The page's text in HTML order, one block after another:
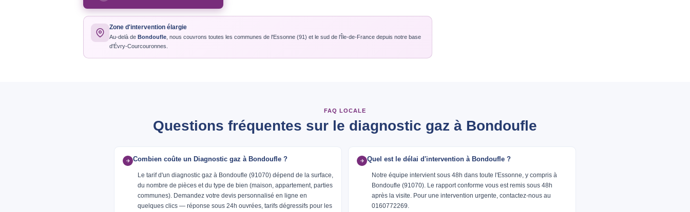
Zone d'intervention élargie
Au-delà de Bondoufle , nous couvrons toutes les communes de l'Essonne (91) et le sud de l'Île-de-France depuis notre base
d'Évry-Courcouronnes.
FAQ LOCALE
Questions fréquentes sur le diagnostic gaz à Bondoufle
Combien coûte un Diagnostic gaz à Bondoufle ?
Le tarif d'un diagnostic gaz à Bondoufle (91070) dépend de la surface,
du nombre de pièces et du type de bien (maison, appartement, parties
communes). Demandez votre devis personnalisé en ligne en
quelques clics — réponse sous 24h ouvrées, tarifs dégressifs pour les
Quel est le délai d'intervention à Bondoufle ?
Notre équipe intervient sous 48h dans toute l'Essonne, y compris à
Bondoufle (91070). Le rapport conforme vous est remis sous 48h
après la visite. Pour une intervention urgente, contactez-nous au
0160772269.